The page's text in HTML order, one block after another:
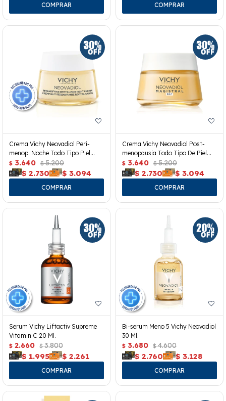
Crema Vichy Neovadiol Peri-
menop. Noche Todo Tipo Piel
50ml
$ 3.640 $ 5.200
$ 2.730 $ 3.094
Crema Vichy Neovadiol Post-
menopausia Todo Tipo De Piel
50ml
$ 3.640 $ 5.200
$ 2.730 $ 3.094
Serum Vichy Liftactiv Supreme
Vitamin C 20 Ml.
$ 2.660 $ 3.800
$ 1.995 $ 2.261
Bi-serum Meno 5 Vichy Neovadiol
30 Ml.
$ 3.680 $ 4.600
$ 2.760 $ 3.128